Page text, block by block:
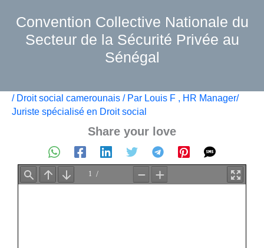
contenu
Convention Collective Nationale du
Secteur de la Sécurité Privée au
Sénégal
/ Droit social camerounais / Par Louis F , HR Manager/
Juriste spécialisé en Droit social
Share your love